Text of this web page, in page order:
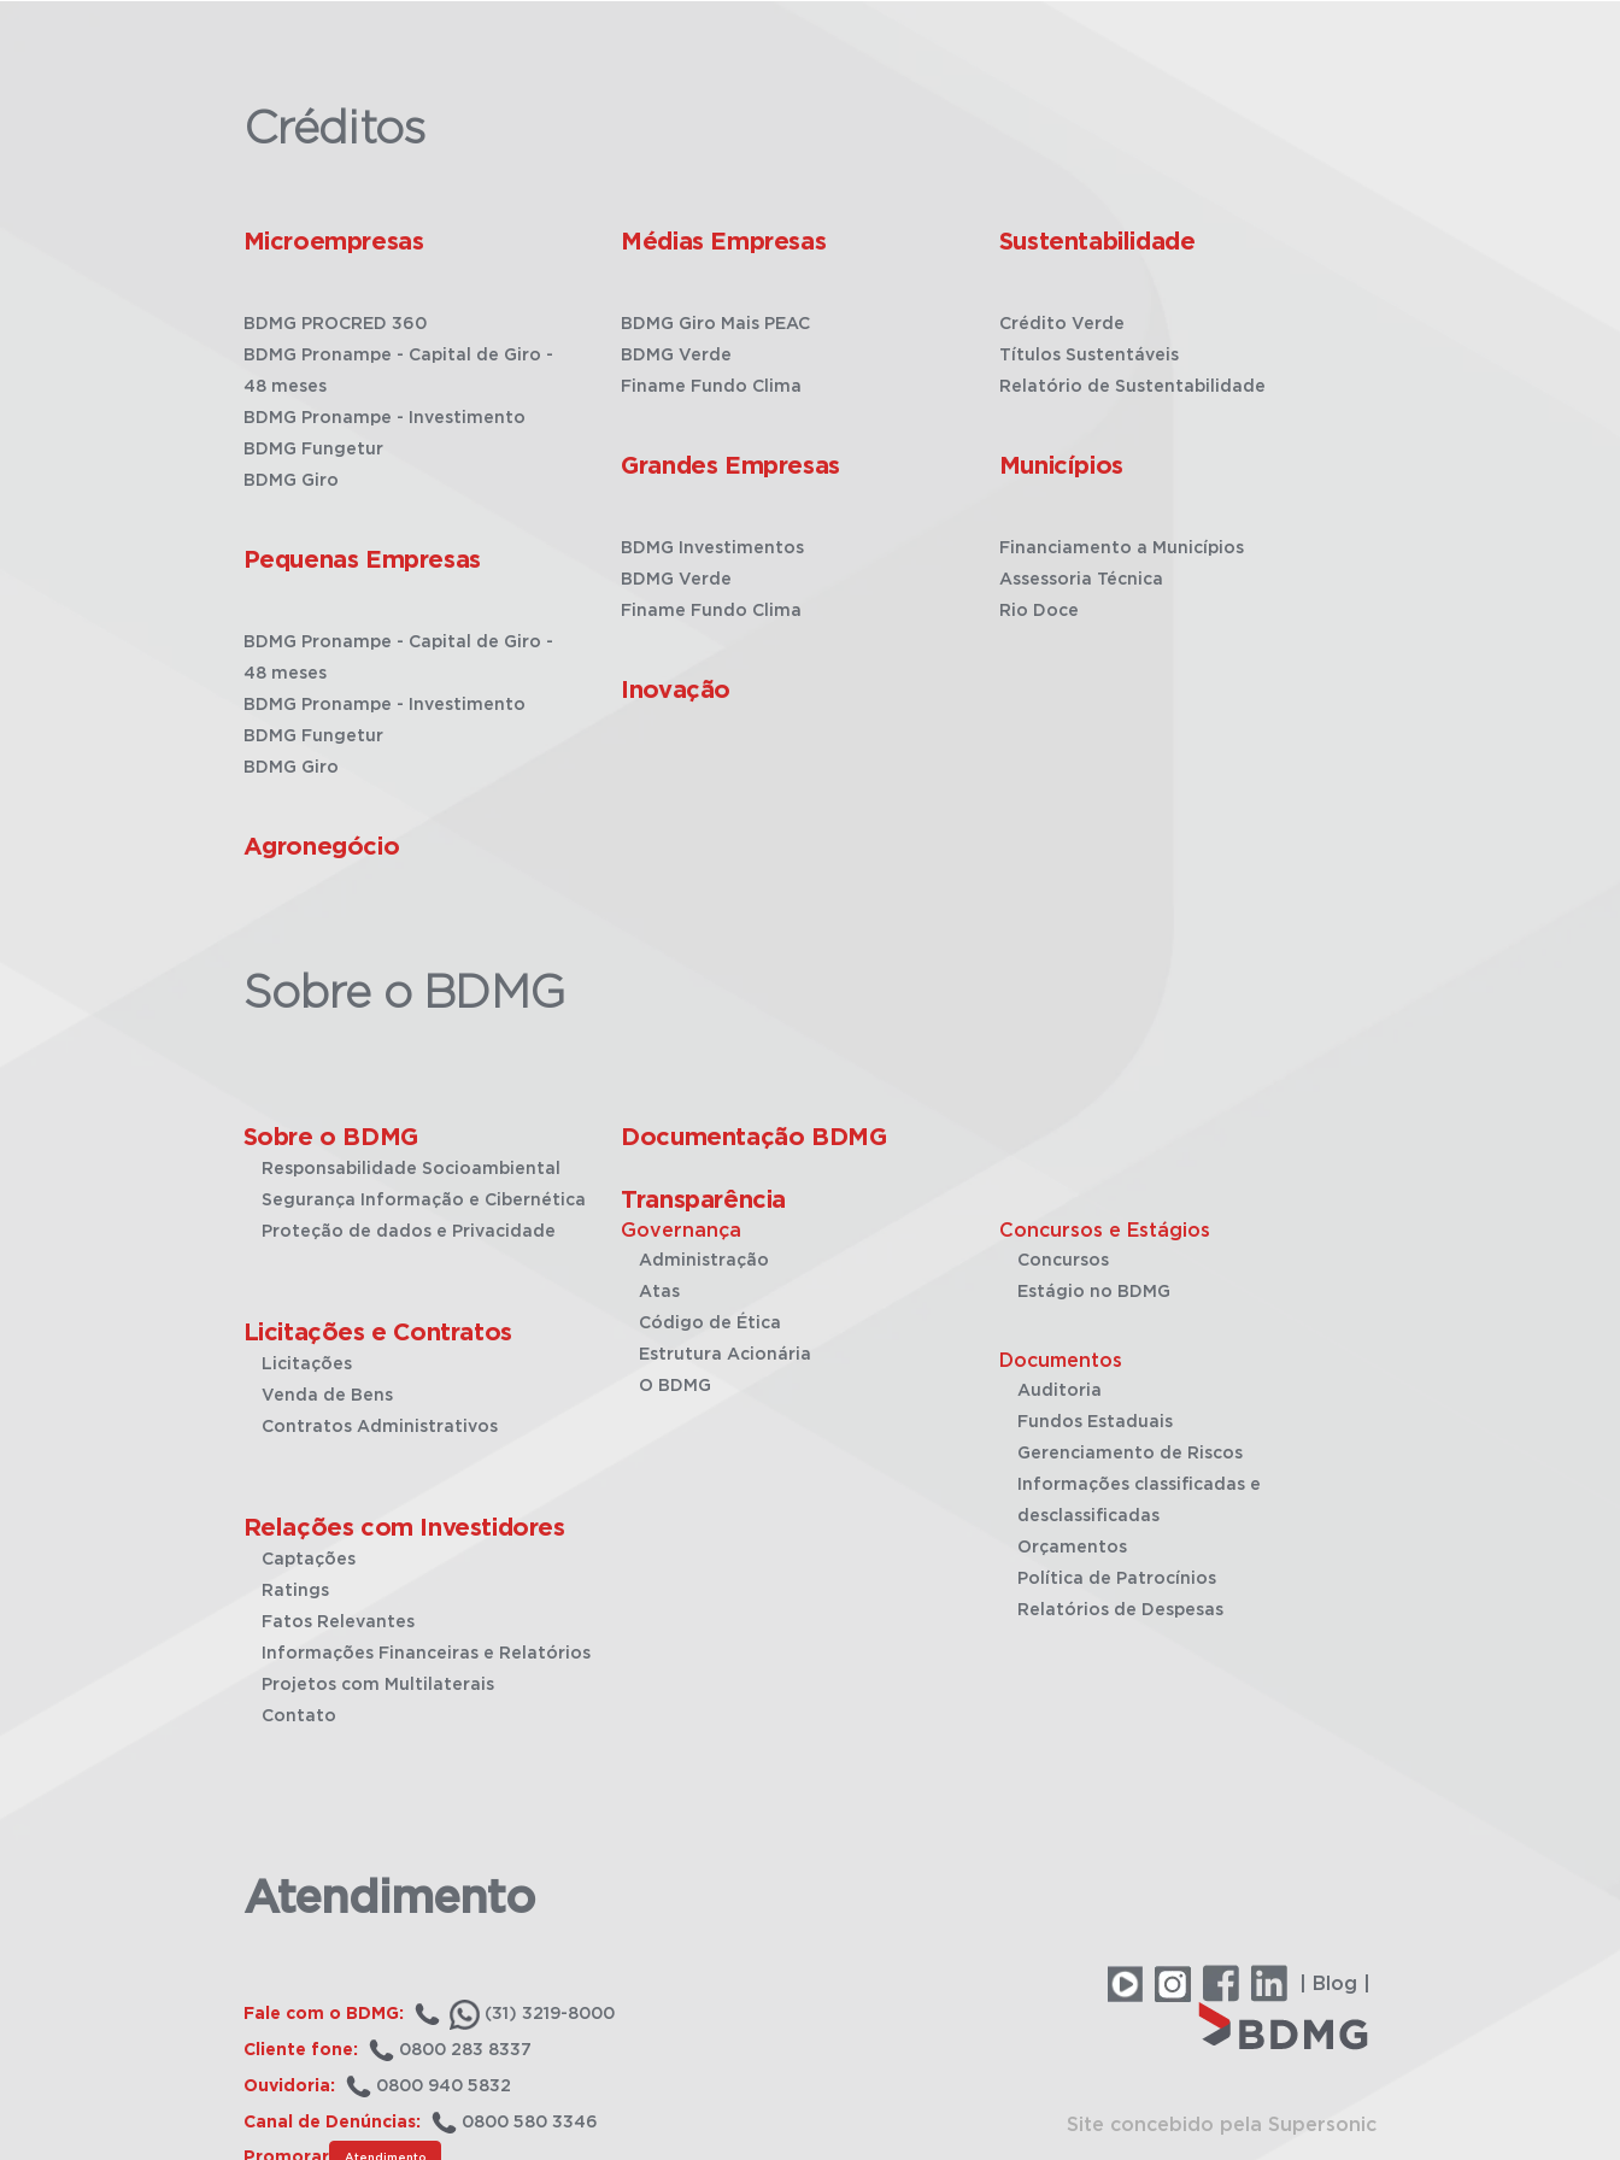
Créditos
Microempresas
BDMG PROCRED 360
BDMG Pronampe - Capital de Giro -
48 meses
BDMG Pronampe - Investimento
BDMG Fungetur
BDMG Giro
Pequenas Empresas
BDMG Pronampe - Capital de Giro -
48 meses
BDMG Pronampe - Investimento
BDMG Fungetur
BDMG Giro
Agronegócio
Médias Empresas
BDMG Giro Mais PEAC
BDMG Verde
Finame Fundo Clima
Grandes Empresas
BDMG Investimentos
BDMG Verde
Finame Fundo Clima
Inovação
Sustentabilidade
Crédito Verde
Títulos Sustentáveis
Relatório de Sustentabilidade
Municípios
Financiamento a Municípios
Assessoria Técnica
Rio Doce
Sobre o BDMG
Sobre o BDMG
Responsabilidade Socioambiental
Segurança Informação e Cibernética
Proteção de dados e Privacidade
Licitações e Contratos
Licitações
Venda de Bens
Contratos Administrativos
Relações com Investidores
Captações
Ratings
Fatos Relevantes
Informações Financeiras e Relatórios
Projetos com Multilaterais
Contato
Documentação BDMG
Transparência
Governança
Administração
Atas
Código de Ética
Estrutura Acionária
O BDMG
Concursos e Estágios
Concursos
Estágio no BDMG
Documentos
Auditoria
Fundos Estaduais
Gerenciamento de Riscos
Informações classificadas e
desclassificadas
Orçamentos
Política de Patrocínios
Relatórios de Despesas
Atendimento
Fale com o BDMG: (31) 3219-8000
Cliente fone: 0800 283 8337
Ouvidoria: 0800 940 5832
Canal de Denúncias: 0800 580 3346
Atendimento
| Blog |
Site concebido pela Supersonic